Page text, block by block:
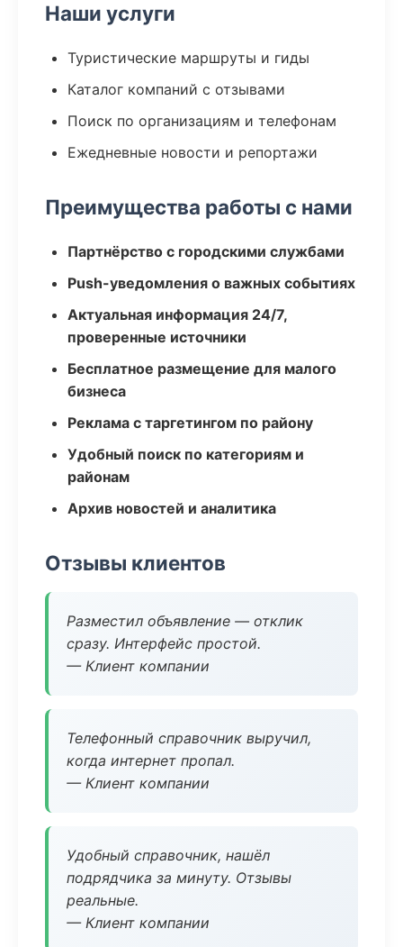
Наши услуги
Туристические маршруты и гиды
Каталог компаний с отзывами
Поиск по организациям и телефонам
Ежедневные новости и репортажи
Преимущества работы с нами
Партнёрство с городскими службами
Push-уведомления о важных событиях
Актуальная информация 24/7,
проверенные источники
Бесплатное размещение для малого
бизнеса
Реклама с таргетингом по району
Удобный поиск по категориям и
районам
Архив новостей и аналитика
Отзывы клиентов
Разместил объявление — отклик
сразу. Интерфейс простой.
— Клиент компании
Телефонный справочник выручил,
когда интернет пропал.
— Клиент компании
Удобный справочник, нашёл
подрядчика за минуту. Отзывы
реальные.
— Клиент компании